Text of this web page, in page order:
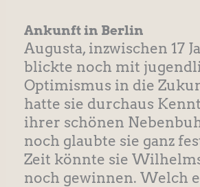
Ankunft in Berlin
Augusta, inzwischen 17
blickte noch mit
Optimismus in die
hatte sie durchaus
ihrer schönen
noch glaubte sie ganz
Zeit könnte sie
noch gewinnen. Welch